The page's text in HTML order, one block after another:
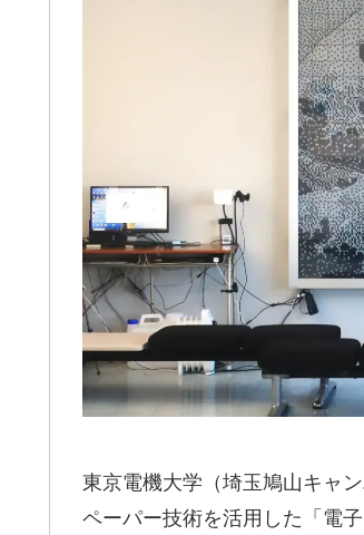
東京電機大学（埼玉鳩山キャ
ペーパー技術を活用した「電